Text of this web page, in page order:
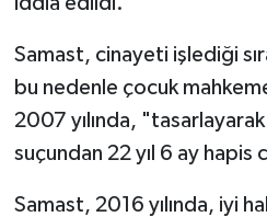
Samast, cinayeti işlediği
bu nedenle çocuk
2007 yılında,
suçundan 22 yıl 6 ay hapis
Samast, 2016 yılında, iyi